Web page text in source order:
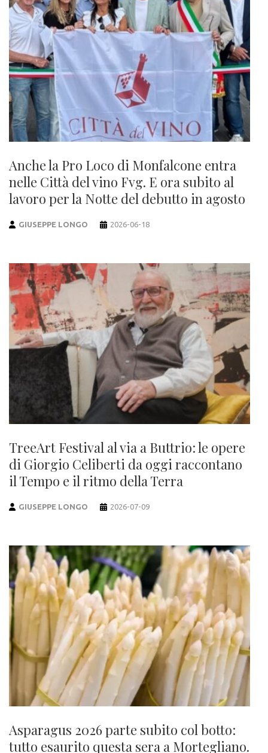
Anche la Pro Loco di Monfalcone entra
nelle Città del vino Fvg. E ora subito al
lavoro per la Notte del debutto in agosto
GIUSEPPE LONGO 2026-06-18
TreeArt Festival al via a Buttrio: le opere
di Giorgio Celiberti da oggi raccontano
il Tempo e il ritmo della Terra
GIUSEPPE LONGO 2026-07-09
Asparagus 2026 parte subito col botto:
tutto esaurito questa sera a Mortegliano.